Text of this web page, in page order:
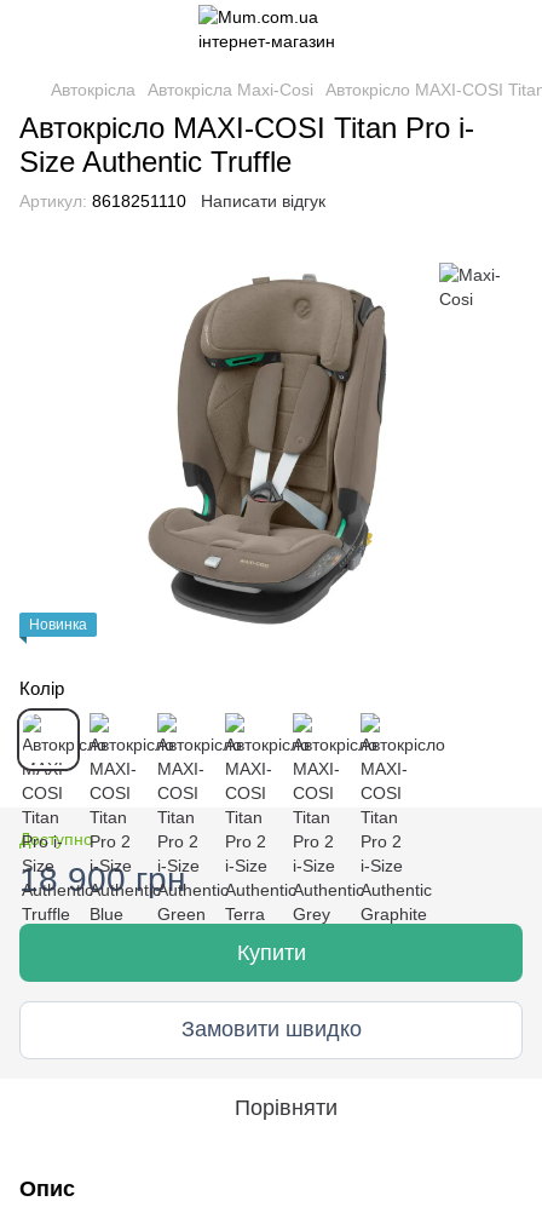
Автокрісла Автокрісла Maxi-Cosi Автокрісло MAXI-COSI
Автокрісло MAXI-COSI Titan Pro i-
Size Authentic Truffle
Артикул: 8618251110 Написати відгук
Новинка
Колір
Доступно
18 900 грн
Купити
Замовити швидко
Порівняти
Опис